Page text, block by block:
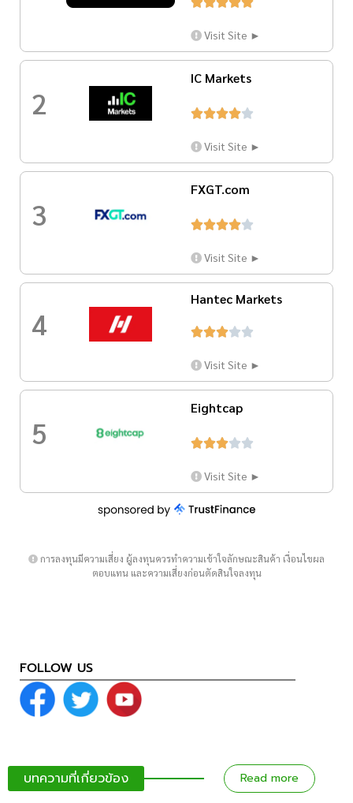
Visit Site ►
2
IC Markets

Visit Site ►
3
FXGT.com

Visit Site ►
4
Hantec Markets

Visit Site ►
5
Eightcap

Visit Site ►
การลงทุนมีความเสี่ยง ผู้ลงทุนควรทำความเข้าใจลักษณะสินค้า เงื่อนไขผล
ตอบแทน และความเสี่ยงก่อนตัดสินใจลงทุน
FOLLOW US
บทความที่เกี่ยวข้อง Read more